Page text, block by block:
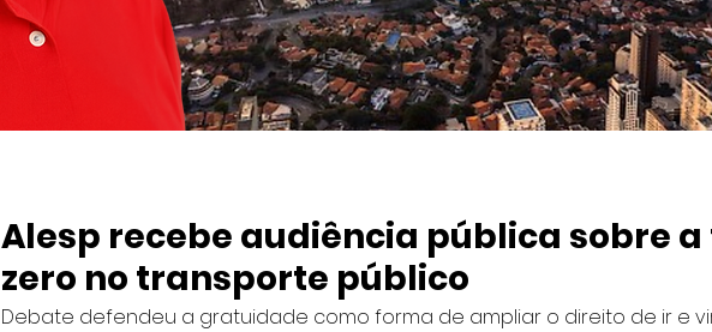
Alesp recebe audiência pública sobre
zero no transporte público
Debate defendeu a gratuidade como forma de ampliar o direito de ir e